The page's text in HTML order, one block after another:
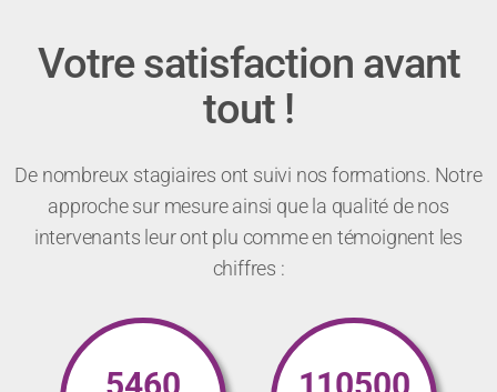
Votre satisfaction avant
tout !
De nombreux stagiaires ont suivi nos formations. Notre
approche sur mesure ainsi que la qualité de nos
intervenants leur ont plu comme en témoignent les
chiffres :